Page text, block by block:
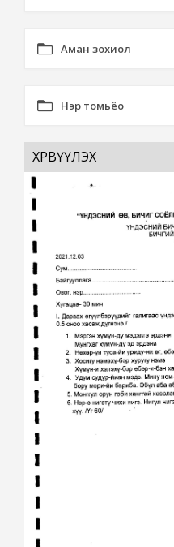
Аман зохиол
Нэр томьёо
ХӨРВҮҮЛЭХ